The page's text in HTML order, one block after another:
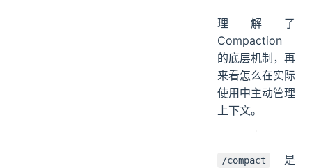
理解了
Compaction
的底层机制，再
来看怎么在实际
使用中主动管理
上下文。
/compact
是